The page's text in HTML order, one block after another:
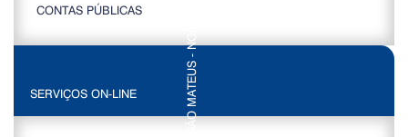
CONTAS PÚBLICAS
SERVIÇOS ON-LINE